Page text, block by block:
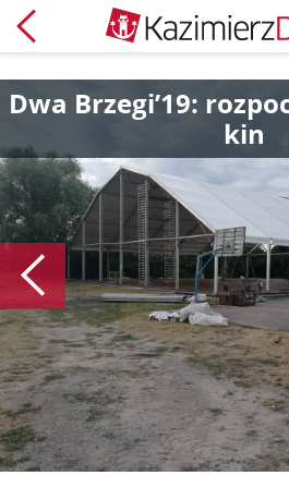
Dwa Brzegi’19:
kin
Poprzedni